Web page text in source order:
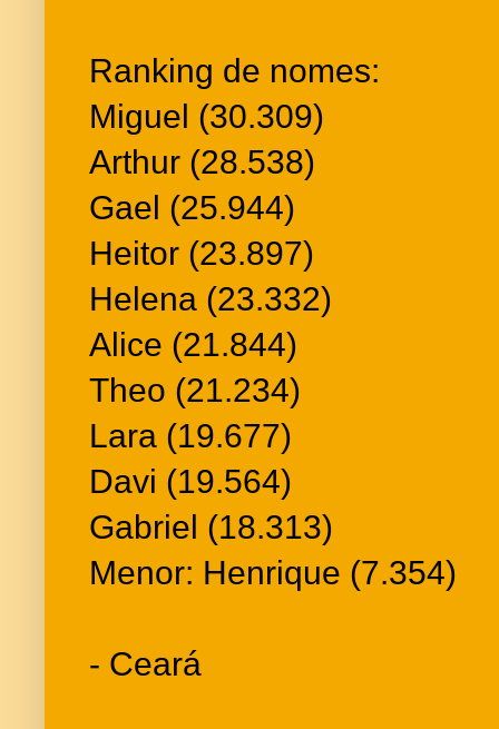
Ranking de nomes:
Miguel (30.309)
Arthur (28.538)
Gael (25.944)
Heitor (23.897)
Helena (23.332)
Alice (21.844)
Theo (21.234)
Lara (19.677)
Davi (19.564)
Gabriel (18.313)
Menor: Henrique (7.354)
- Ceará